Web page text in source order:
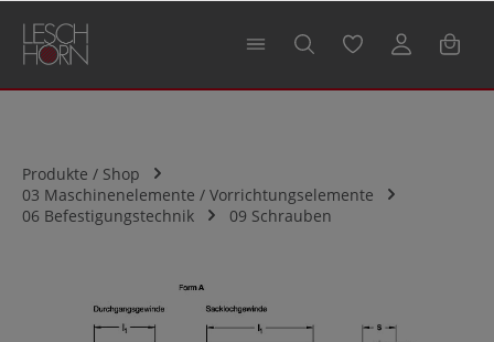
springen
Produkte / Shop
03 Maschinenelemente / Vorrichtungselemente
06 Befestigungstechnik
09 Schrauben
Bildergalerie überspringen